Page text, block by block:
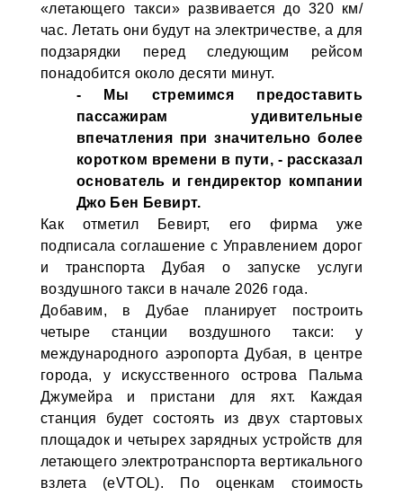
«летающего такси» развивается до 320 км/
час. Летать они будут на электричестве, а для
подзарядки перед следующим рейсом
понадобится около десяти минут.
- Мы стремимся предоставить
пассажирам удивительные
впечатления при значительно более
коротком времени в пути, - рассказал
основатель и гендиректор компании
Джо Бен Бевирт.
Как отметил Бевирт, его фирма уже
подписала соглашение с Управлением дорог
и транспорта Дубая о запуске услуги
воздушного такси в начале 2026 года.
Добавим, в Дубае планирует построить
четыре станции воздушного такси: у
международного аэропорта Дубая, в центре
города, у искусственного острова Пальма
Джумейра и пристани для яхт. Каждая
станция будет состоять из двух стартовых
площадок и четырех зарядных устройств для
летающего электротранспорта вертикального
взлета (eVTOL). По оценкам стоимость